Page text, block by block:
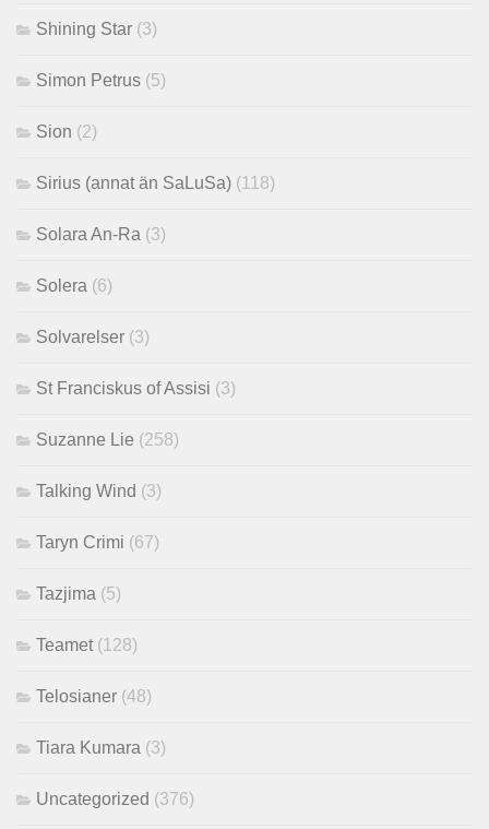
Shining Star (3)
Simon Petrus (5)
Sion (2)
Sirius (annat än SaLuSa) (118)
Solara An-Ra (3)
Solera (6)
Solvarelser (3)
St Franciskus of Assisi (3)
Suzanne Lie (258)
Talking Wind (3)
Taryn Crimi (67)
Tazjima (5)
Teamet (128)
Telosianer (48)
Tiara Kumara (3)
Uncategorized (376)